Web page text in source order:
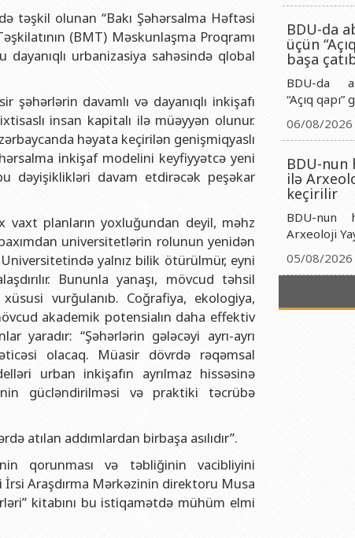
fakültəsi
Elm və Təhsil Nazirliyinin Fizika İnstitutu Publik Hüquqi Şəxsi
Elm və Təhsil Nazirliyinin Riyaziyyat İnstitutu Publik Hüquqi
Elm və Təhsil Nazirliyinin Kimya İnstitutu Publik Hüquqi Şəxsi
Elm və Təhsil Nazirliyinin Molekulyar Biologiya İnstitutu
təşkil olunan “Bakı Şəhərsalma Həftəsi
(BMT) Məskunlaşma Proqramı
urbanizasiya sahəsində qlobal
davamlı və dayanıqlı inkişafı
insan kapitalı ilə müəyyən olunur.
həyata keçirilən genişmiqyaslı
inkişaf modelini keyfiyyətcə yeni
dəyişiklikləri davam etdirəcək peşəkar
vaxt planların yoxluğundan deyil, məhz
universitetlərin rolunun yenidən
yalnız bilik ötürülmür, eyni
Bununla yanaşı, mövcud təhsil
vurğulanıb. Coğrafiya, ekologiya,
akademik potensialın daha effektiv
“Şəhərlərin gələcəyi ayrı-ayrı
olacaq. Müasir dövrdə rəqəmsal
urban inkişafın ayrılmaz hissəsinə
gücləndirilməsi və praktiki təcrübə
atılan addımlardan birbaşa asılıdır”.
qorunması və təbliğinin vacibliyini
Araşdırma Mərkəzinin direktoru Musa
kitabını bu istiqamətdə mühüm elmi
BDU-da
üçün
başa
BDU-da
“Açıq
06/08/2026
BDU-nun
ilə
keçirilir
BDU-nun
Arxeoloji
05/08/2026